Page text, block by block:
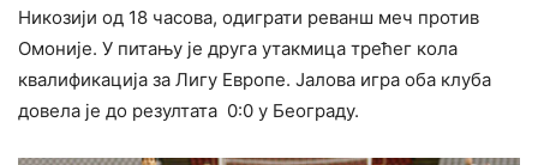
Никозији од 18 часова, одиграти реванш меч против
Омоније. У питању је друга утакмица трећег кола
квалификација за Лигу Европе. Јалова игра оба клуба
довела је до резултата 0:0 у Београду.